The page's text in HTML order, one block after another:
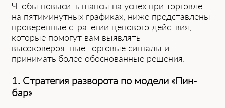
Чтобы повысить шансы на успех при торговле
на пятиминутных графиках, ниже представлены
проверенные стратегии ценового действия,
которые помогут вам выявлять
высоковероятные торговые сигналы и
принимать более обоснованные решения:
1. Стратегия разворота по модели «Пин-
бар»